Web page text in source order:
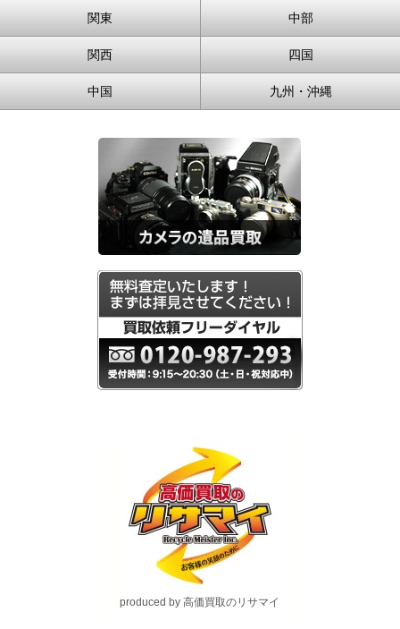
関東 中部
関西 四国
中国 九州・沖縄
produced by 高価買取のリサマイ